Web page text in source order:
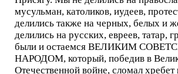
мусульман, католиков, иудеев,
делились также на черных, белых и
делились на русских, евреев, татар,
были и остаемся ВЕЛИКИМ
НАРОДОМ, который, победив в
Отечественной войне, сломал хребет